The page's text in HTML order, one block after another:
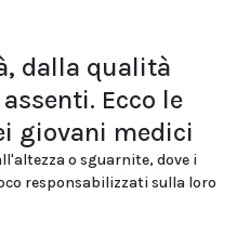
dalla qualità
Ecco le
giovani medici
o sguarnite, dove i
responsabilizzati sulla loro